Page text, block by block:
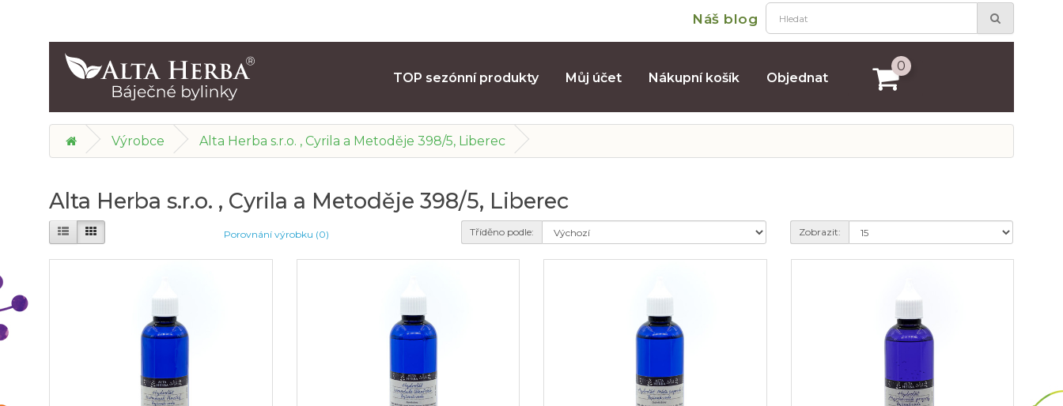
Náš blog
TOP sezónní produkty Můj účet Nákupní košík Objednat
0
Výrobce Alta Herba s.r.o. , Cyrila a Metoděje 398/5, Liberec
Alta Herba s.r.o. , Cyrila a Metoděje 398/5, Liberec
Porovnání výrobku (0) Tříděno podle: Zobrazit: